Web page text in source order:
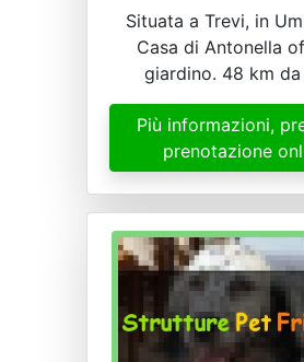
Situata a Trevi, in
Casa di Antonella
giardino. 48 km da
Più informazioni,
prenotazione